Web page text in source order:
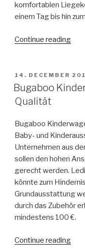
komfortablen
einem Tag bis hin
Continue reading
POSTED
ON
14. DECEMBER
Bugaboo
Qualität
Bugaboo
Baby- und
Unternehmen aus
sollen den hohen
gerecht werden.
könnte zum
Grundausstattung
durch das Zubehör
mindestens 100 €.
Continue reading